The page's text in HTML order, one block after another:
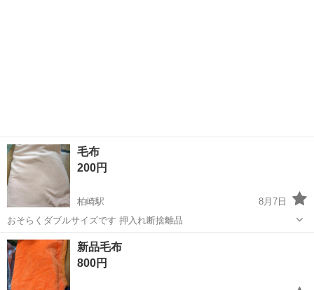
毛布
200円
柏崎駅
8月7日
おそらくダブルサイズです 押入れ断捨離品
新潟 柏崎市 柏崎駅
新品毛布
800円